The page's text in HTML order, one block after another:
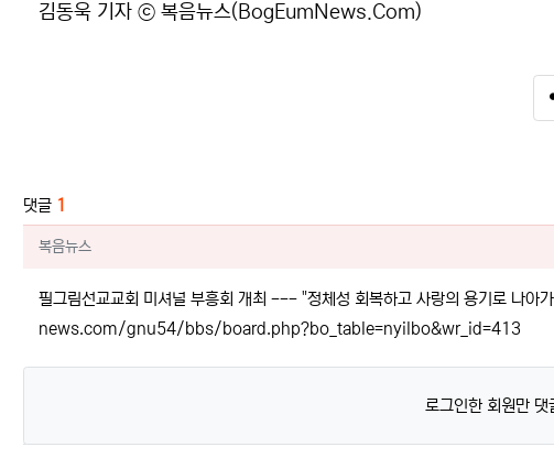
김동욱 기자 ⓒ 복음뉴스(BogEumNews.Com)
댓글 1
복음뉴스님의 댓글
복음뉴스
필그림선교교회 미셔널 부흥회 개최 --- "정체성 회복하고 사랑의 용기로 나
news.com/gnu54/bbs/board.php?bo_table=nyilbo&wr_id=413
로그인한 회원만 댓